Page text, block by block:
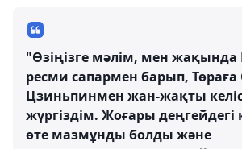
"Өзіңізге мәлім, мен жақында
ресми сапармен барып, Төраға
Цзиньпинмен жан-жақты
жүргіздім. Жоғары деңгейдегі
өте мазмұнды болды және